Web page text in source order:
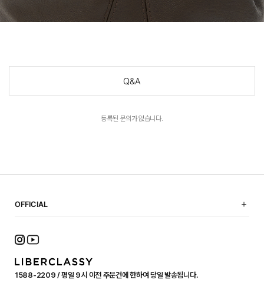
Q&A
등록된 문의가 없습니다.
OFFICIAL
SHOPPING GUIDE
TERMS OF USE
PRIVACY POLICY
1588-2209 / 평일 9시 이전 주문건에 한하여 당일 발송됩니다.